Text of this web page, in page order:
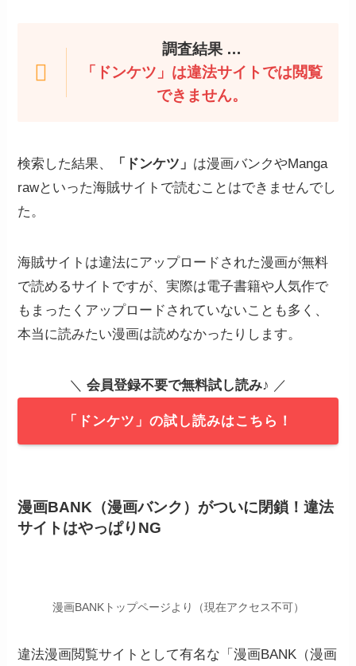
調査結果 …
「ドンケツ」は違法サイトでは閲覧
できません。
検索した結果、 「ドンケツ」 は漫画バンクやManga
rawといった海賊サイトで読むことはできませんでし
た。
海賊サイトは違法にアップロードされた漫画が無料
で読めるサイトですが、実際は電子書籍や人気作で
もまったくアップロードされていないことも多く、
本当に読みたい漫画は読めなかったりします。
＼ 会員登録不要で無料試し読み♪ ／
「ドンケツ」の試し読みはこちら！
漫画BANK（漫画バンク）がついに閉鎖！違法
サイトはやっぱりNG
漫画BANKトップページより（現在アクセス不可）
違法漫画閲覧サイトとして有名な「漫画BANK（漫画